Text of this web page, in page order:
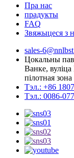
Пра нас
прадукты
FAQ
Звяжыцеся з
sales-
Цокальны
Ванке,
пілотная
Тэл.: +86
Тэл.: 0086-